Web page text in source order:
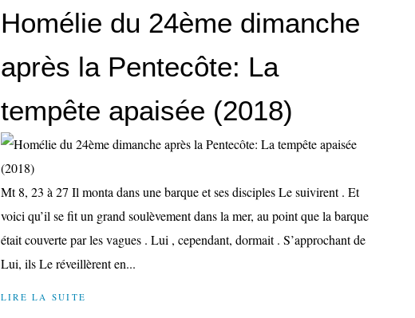
Homélie du 24ème dimanche
après la Pentecôte: La
tempête apaisée (2018)
Mt 8, 23 à 27 Il monta dans une barque et ses disciples Le suivirent . Et
voici qu’il se fit un grand soulèvement dans la mer, au point que la barque
était couverte par les vagues . Lui , cependant, dormait . S’approchant de
Lui, ils Le réveillèrent en...
LIRE LA SUITE